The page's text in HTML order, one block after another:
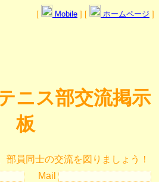
[ Mobile ] [ ホームページ ]
ニス部交流掲示
板
部員同士の交流を図りましょう！
Mail